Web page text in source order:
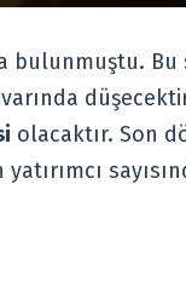
Bu
olacaktır. Son